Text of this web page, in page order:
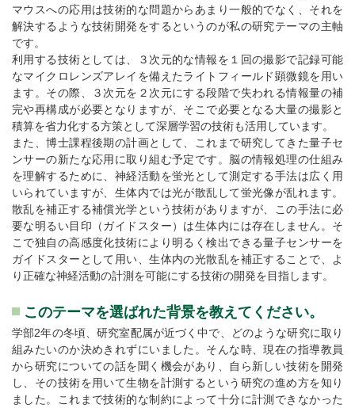
マウスへの応用は技術的な問題からあまり一般的でなく、それを
解決するような技術開発をするというのが私の研究テーマの主軸
です。
利用する技術としては、３次元的な情報を１回の撮影で記録可能
なマイクロレンズアレイを備えたライトフィールド顕微鏡を用い
ます。その際、３次元を２次元にする段階で失われる情報量の補
完や再構成が必要となりますが、そこで必要となる大量の撮影と
積算を省力化する方策として深層学習の技術も活用しています。
また、博士課程後期の計画として、これまで研究してきた量子セ
ンサーの新たな応用に取り組む予定です。脳の情報処理の仕組み
を理解するために、神経活動を蛍光として測定する手法は広く用
いられていますが、生体内では光が散乱して蛍光像が乱れます。
散乱を補正する補償光学という技術がありますが、この手法に必
要な明るい目印（ガイドスター）は生体内には存在しません。そ
こで独自の高感度化技術により明るく検出できる量子センサーを
ガイドスターとして用い、生体内の光散乱を補正することで、よ
り正確な神経活動の計測を可能にする技術の開発を目指します。
このテーマを選ばれた背景を教えてください。
学部2年の冬頃、研究室配属が近づく中で、どのような研究に取り
組みたいのか決めきれずにいました。そんな時、現在の指導教員
から研究についての話を聞く機会があり、自ら新しい技術を開発
し、その技術を用いて生物を計測するという研究の進め方を知り
ました。これまで技術的な制約によって十分に計測できなかった